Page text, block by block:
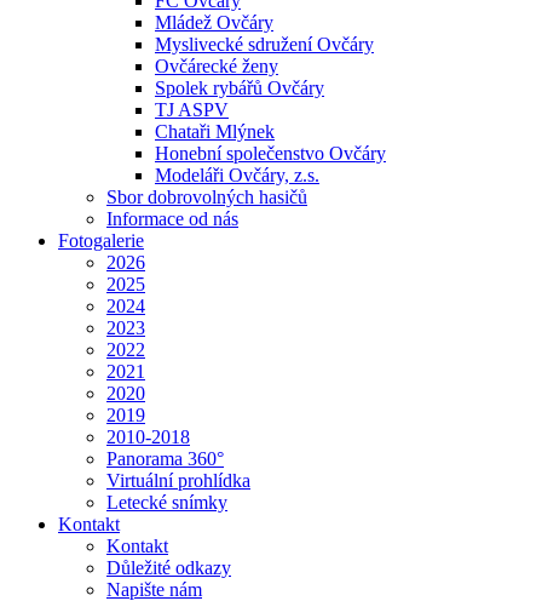
Mládež Ovčáry
Myslivecké sdružení Ovčáry
Ovčárecké ženy
Spolek rybářů Ovčáry
TJ ASPV
Chataři Mlýnek
Honební společenstvo Ovčáry
Modeláři Ovčáry, z.s.
Sbor dobrovolných hasičů
Informace od nás
Fotogalerie
2026
2025
2024
2023
2022
2021
2020
2019
2010-2018
Panorama 360°
Virtuální prohlídka
Letecké snímky
Kontakt
Kontakt
Důležité odkazy
Napište nám